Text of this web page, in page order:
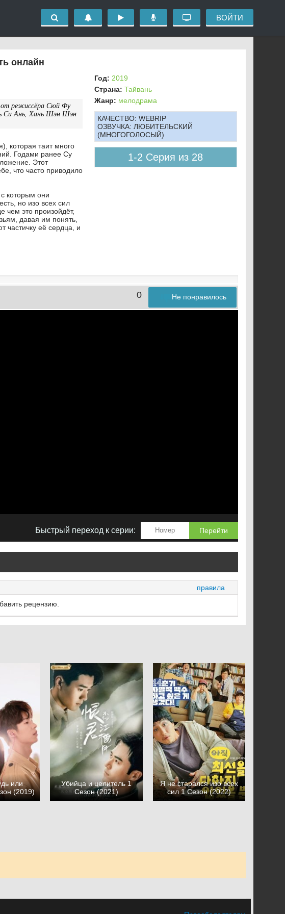
ВОЙТИ
онлайн
от режиссёра Сюй Фу
Си Ань, Хань Шэн Шэн
которая таит много
Годами ранее Су
Этот
что часто приводило
которым они
но изо всех сил
чем это произойдёт,
давая им понять,
частичку её сердца, и
Год: 2019
Страна: Тайвань
Жанр: мелодрама
КАЧЕСТВО: WEBRIP
ОЗВУЧКА: ЛЮБИТЕЛЬСКИЙ
(МНОГОГОЛОСЫЙ)
1-2 Серия из 28
0 Не понравилось
Быстрый переход к серии: Перейти
правила
рецензию.
или
(2019)
Убийца и целитель 1
Сезон (2021)
Я не старался изо всех
сил 1 Сезон (2022)